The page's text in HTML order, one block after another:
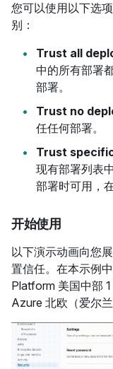
您可以使用以下选
别：
Trust all
中的所有部署
部署。
Trust no
任任何部署。
Trust specific
现有部署列表
部署时可用，
开始使用
以下演示动画向您
置信任。在本示例
Platform 美国中部
Azure 北欧（爱尔